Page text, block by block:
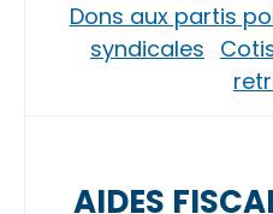
Dons aux partis
syndicales
AIDES